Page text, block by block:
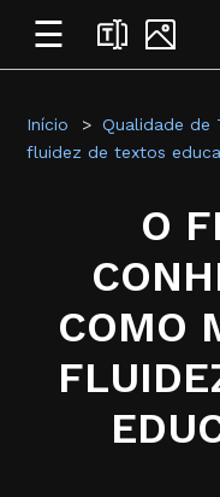
☰
Início Qualidade de
fluidez de textos
O
COMO